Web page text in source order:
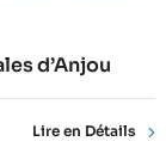
d’Anjou
Lire en Détails